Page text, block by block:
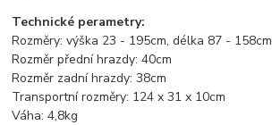
Technické perametry:
Rozměry: výška 23 - 195cm, délka 87 - 158cm
Rozměr přední hrazdy: 40cm
Rozměr zadní hrazdy: 38cm
Transportní rozměry: 124 x 31 x 10cm
Váha: 4,8kg